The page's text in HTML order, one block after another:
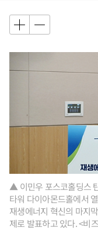
▲ 이민우 포스코홀딩스
타워 다이아몬드홀에서
재생에너지 혁신의 마지
제로 발표하고 있다. <비